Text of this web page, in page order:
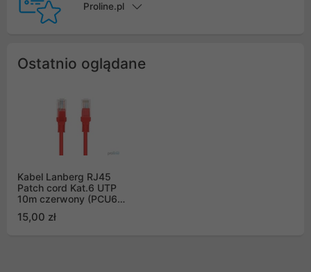
Proline.pl
Ostatnio oglądane
Kabel Lanberg RJ45
Patch cord Kat.6 UTP
10m czerwony (PCU6-
15,00 zł